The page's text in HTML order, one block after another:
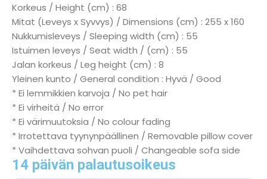
Korkeus / Height (cm) : 68
Mitat (Leveys x Syvvys) / Dimensions (cm) : 255 x 160
Nukkumisleveys / Sleeping width (cm) : 55
Istuimen leveys / Seat width / (cm) : 55
Jalan korkeus / Leg height (cm) : 8
Yleinen kunto / General condition : Hyvä / Good
* Ei lemmikkien karvoja / No pet hair
* Ei virheitä / No error
* Ei värimuutoksia / No colour fading
* Irrotettava tyynynpäällinen / Removable pillow cover
* Vaihdettava sohvan puoli / Changeable sofa side
14 päivän palautusoikeus